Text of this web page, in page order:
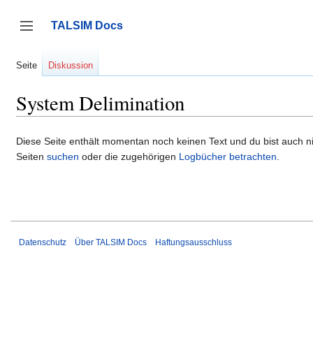
springen
Seitenleiste umschalten
TALSIM Docs
Seite Diskussion
System Delimination
Diese Seite enthält momentan noch keinen Text und du bist auch
Seiten suchen oder die zugehörigen Logbücher betrachten
Datenschutz Über TALSIM Docs Haftungsausschluss